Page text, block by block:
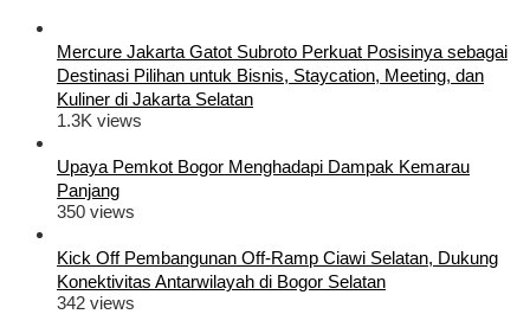
Mercure Jakarta Gatot Subroto Perkuat Posisinya sebagai
Destinasi Pilihan untuk Bisnis, Staycation, Meeting, dan
Kuliner di Jakarta Selatan
1.3K views
Upaya Pemkot Bogor Menghadapi Dampak Kemarau
Panjang
350 views
Kick Off Pembangunan Off-Ramp Ciawi Selatan, Dukung
Konektivitas Antarwilayah di Bogor Selatan
342 views